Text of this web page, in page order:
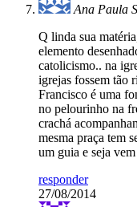
Ana Paula
Q linda sua
elemento
catolicismo.. na
igrejas fossem tão
Francisco é uma
no pelourinho na
crachá
mesma praça tem
um guia e seja
responder
27/08/2014